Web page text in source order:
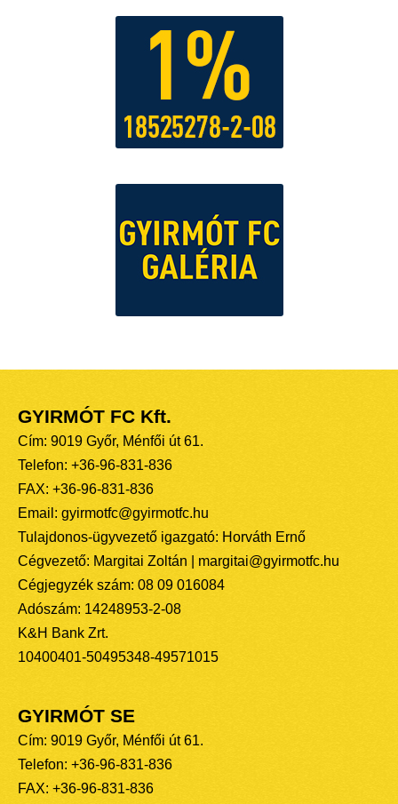
GYIRMÓT FC Kft.
Cím: 9019 Győr, Ménfői út 61.
Telefon: +36-96-831-836
FAX: +36-96-831-836
Email: gyirmotfc@gyirmotfc.hu
Tulajdonos-ügyvezető igazgató: Horváth Ernő
Cégvezető: Margitai Zoltán | margitai@gyirmotfc.hu
Cégjegyzék szám: 08 09 016084
Adószám: 14248953-2-08
K&H Bank Zrt.
10400401-50495348-49571015
GYIRMÓT SE
Cím: 9019 Győr, Ménfői út 61.
Telefon: +36-96-831-836
FAX: +36-96-831-836